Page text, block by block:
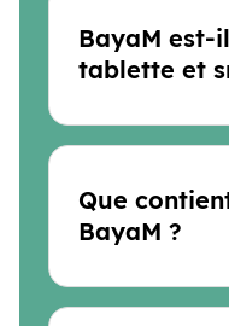
BayaM est-
tablette et
Que
BayaM ?